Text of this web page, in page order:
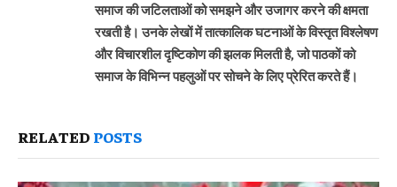
समाज की जटिलताओं को समझने और उजागर करने की क्षमता
रखती है। उनके लेखों में तात्कालिक घटनाओं के विस्तृत विश्लेषण
और विचारशील दृष्टिकोण की झलक मिलती है, जो पाठकों को
समाज के विभिन्न पहलुओं पर सोचने के लिए प्रेरित करते हैं।
RELATED POSTS